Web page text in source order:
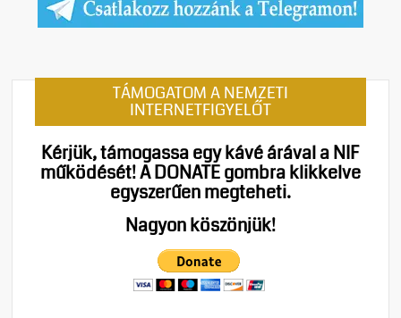
TÁMOGATOM A NEMZETI
INTERNETFIGYELŐT
Kérjük, támogassa egy kávé árával a NIF
működését!A DONATE gombra klikkelve
egyszerűen megteheti.
Nagyon köszönjük!